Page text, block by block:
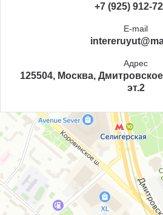
+7 (925) 912-
E-mail
Адрес
125504, Москва,
эт.2